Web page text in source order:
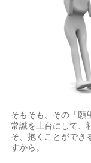
そもそも、その「願
常識を土台にして、
そ、抱くことができ
すから。